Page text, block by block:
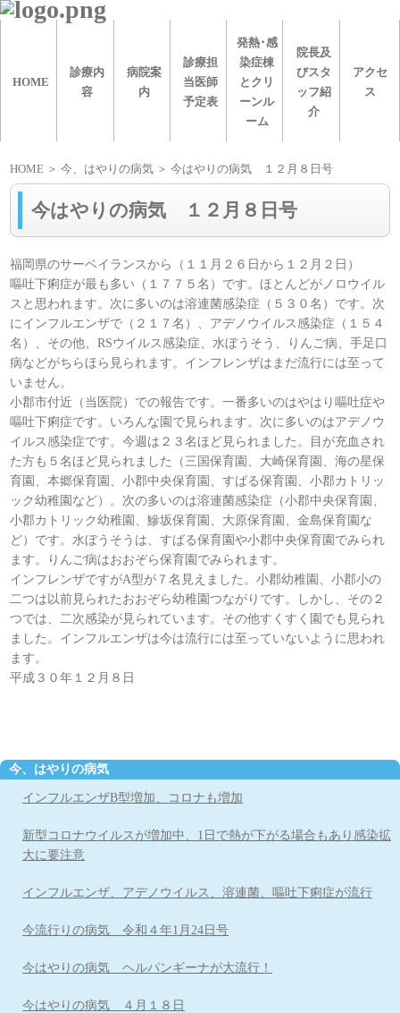
HOME
診療内
容
病院案
内
診療担
当医師
予定表
発熱･感
染症棟
とクリ
ーンル
ーム
院長及
びスタ
ッフ紹
介
アクセ
ス
HOME ＞今、はやりの病気 ＞ 今はやりの病気 １２月８日号
今はやりの病気 １２月８日号
福岡県のサーベイランスから（１１月２６日から１２月２日）
嘔吐下痢症が最も多い（１７７５名）です。ほとんどがノロウイル
スと思われます。次に多いのは溶連菌感染症（５３０名）です。次
にインフルエンザで（２１７名）、アデノウイルス感染症（１５４
名）、その他、RSウイルス感染症、水ぼうそう、りんご病、手足口
病などがちらほら見られます。インフレンザはまだ流行には至って
いません。
小郡市付近（当医院）での報告です。一番多いのはやはり嘔吐症や
嘔吐下痢症です。いろんな園で見られます。次に多いのはアデノウ
イルス感染症です。今週は２３名ほど見られました。目が充血され
た方も５名ほど見られました（三国保育園、大崎保育園、海の星保
育園、本郷保育園、小郡中央保育園、すばる保育園、小郡カトリッ
ック幼稚園など）。次の多いのは溶連菌感染症（小郡中央保育園、
小郡カトリック幼稚園、鰺坂保育園、大原保育園、金島保育園な
ど）です。水ぼうそうは、すばる保育園や小郡中央保育園でみられ
ます。りんご病はおおぞら保育園でみられます。
インフレンザですがA型が７名見えました。小郡幼稚園、小郡小の
二つは以前見られたおおぞら幼稚園つながりです。しかし、その２
つでは、二次感染が見られています。その他すくすく園でも見られ
ました。インフルエンザは今は流行には至っていないように思われ
ます。
平成３０年１２月８日
今、はやりの病気
インフルエンザB型増加、コロナも増加
新型コロナウイルスが増加中、1日で熱が下がる場合もあり感染拡
大に要注意
インフルエンザ、アデノウイルス、溶連菌、嘔吐下痢症が流行
今流行りの病気 令和４年1月24日号
今はやりの病気 ヘルパンギーナが大流行！
今はやりの病気 ４月１８日